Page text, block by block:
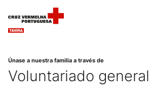
Únase a nuestra familia a través de
Voluntariado general